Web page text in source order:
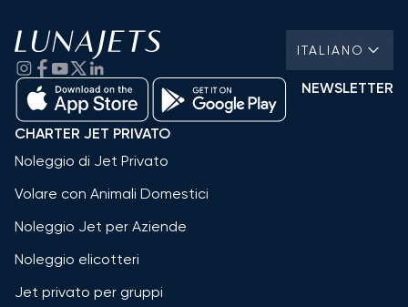
ITALIANO
NEWSLETTER
CHARTER JET PRIVATO
Noleggio di Jet Privato
Volare con Animali Domestici
Noleggio Jet per Aziende
Noleggio elicotteri
Jet privato per gruppi